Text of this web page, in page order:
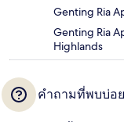
Genting Ria
Genting Ria
Highlands
คำถามที่พบบ่อย